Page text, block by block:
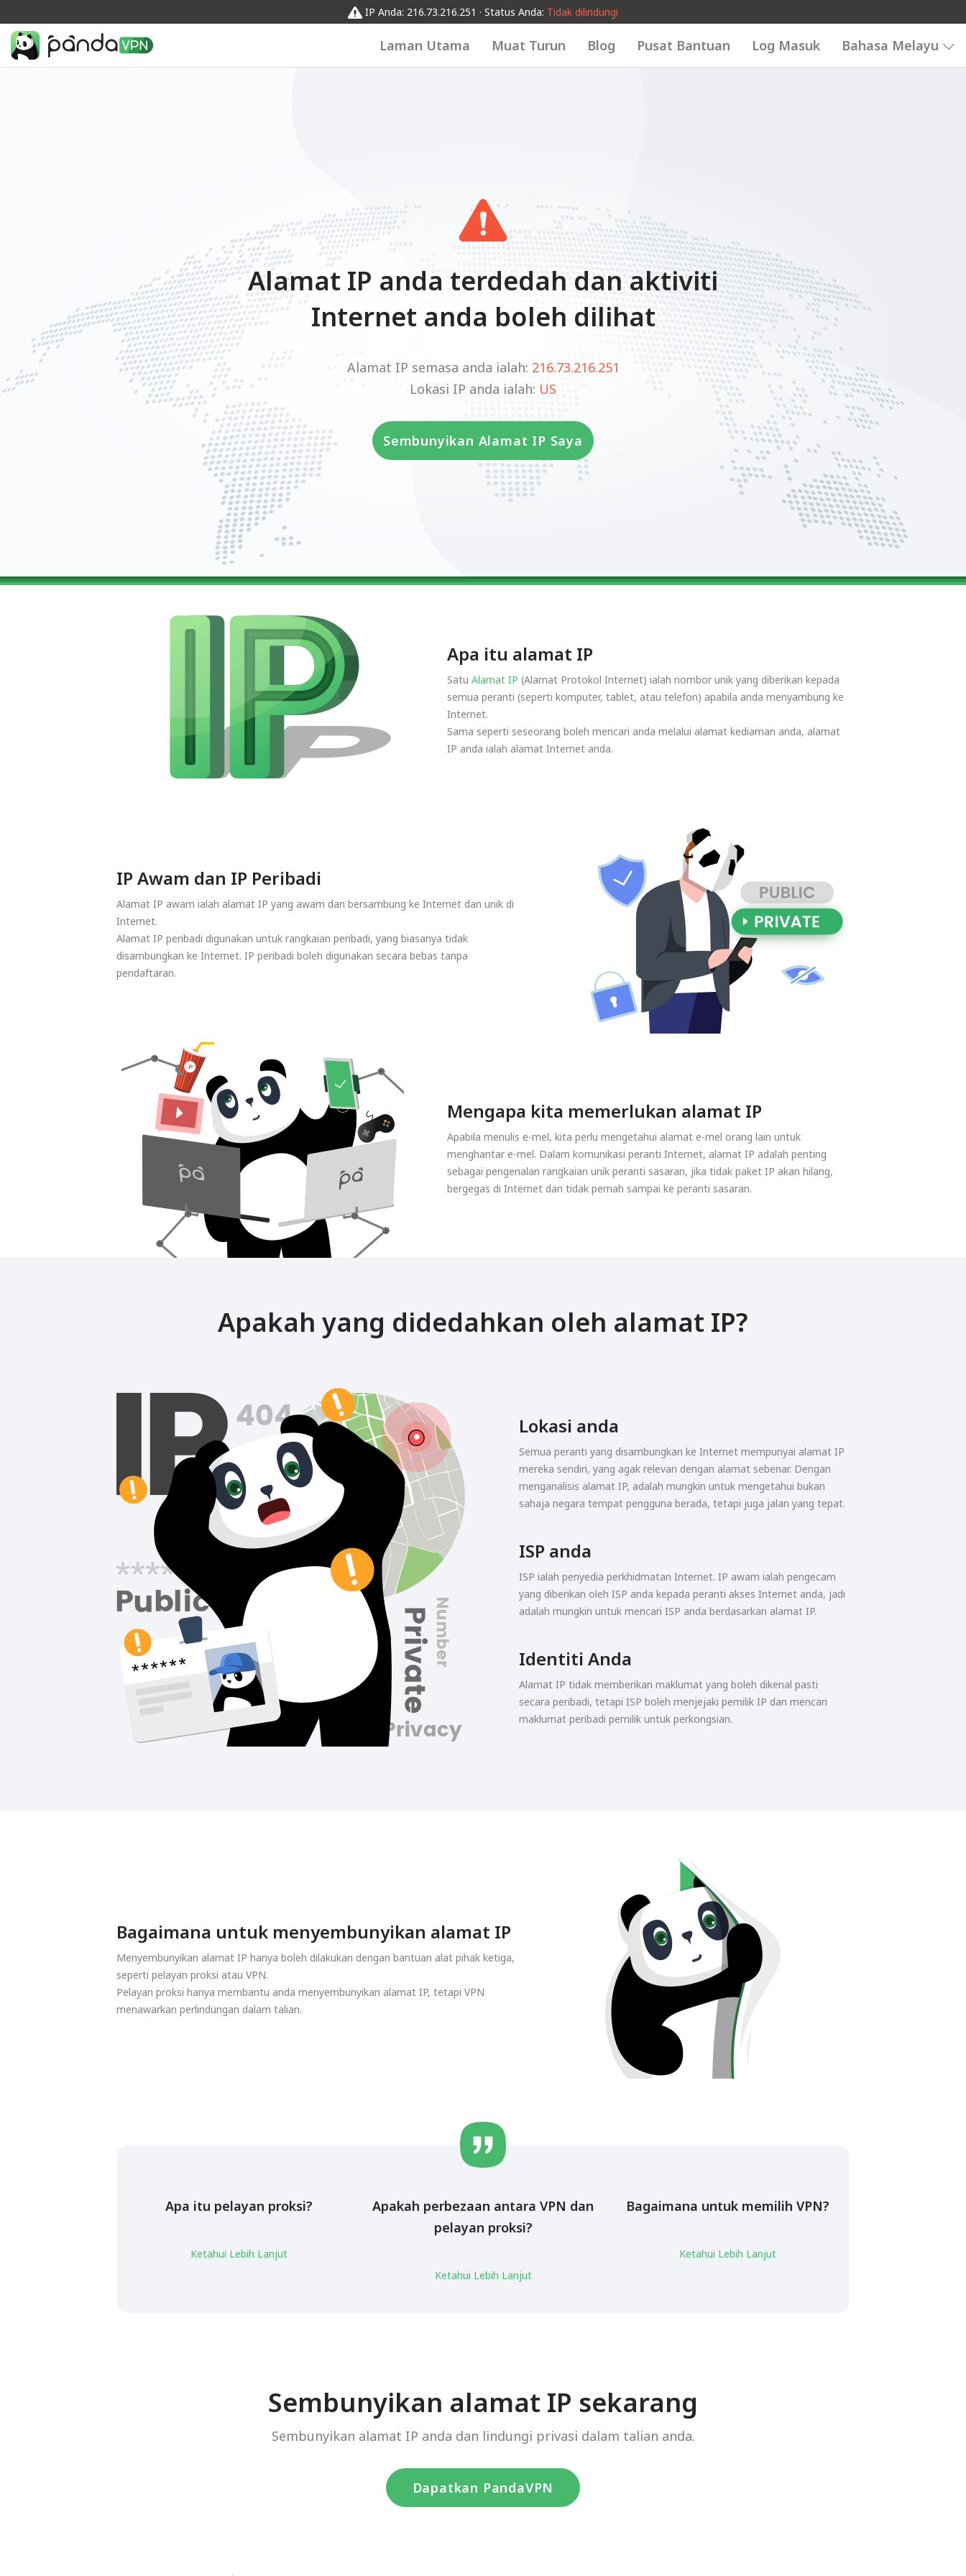
IP Anda: 216.73.216.251 · Status Anda: Tidak dilindungi
Laman Utama Muat Turun Blog Pusat Bantuan Log Masuk Bahasa Melayu
Alamat IP anda terdedah dan aktiviti
Internet anda boleh dilihat
Alamat IP semasa anda ialah: 216.73.216.251
Lokasi IP anda ialah: US
Sembunyikan Alamat IP Saya
Apa itu alamat IP
Satu Alamat IP (Alamat Protokol Internet) ialah nombor unik yang diberikan kepada
semua peranti (seperti komputer, tablet, atau telefon) apabila anda menyambung ke
Internet.
Sama seperti seseorang boleh mencari anda melalui alamat kediaman anda, alamat
IP anda ialah alamat Internet anda.
IP Awam dan IP Peribadi
Alamat IP awam ialah alamat IP yang awam dan bersambung ke Internet dan unik di
Internet.
Alamat IP peribadi digunakan untuk rangkaian peribadi, yang biasanya tidak
disambungkan ke Internet. IP peribadi boleh digunakan secara bebas tanpa
pendaftaran.
Mengapa kita memerlukan alamat IP
Apabila menulis e-mel, kita perlu mengetahui alamat e-mel orang lain untuk
menghantar e-mel. Dalam komunikasi peranti Internet, alamat IP adalah penting
sebagai pengenalan rangkaian unik peranti sasaran, jika tidak paket IP akan hilang,
bergegas di Internet dan tidak pernah sampai ke peranti sasaran.
Apakah yang didedahkan oleh alamat IP?
Lokasi anda
Semua peranti yang disambungkan ke Internet mempunyai alamat IP
mereka sendiri, yang agak relevan dengan alamat sebenar. Dengan
menganalisis alamat IP, adalah mungkin untuk mengetahui bukan
sahaja negara tempat pengguna berada, tetapi juga jalan yang tepat.
ISP anda
ISP ialah penyedia perkhidmatan Internet. IP awam ialah pengecam
yang diberikan oleh ISP anda kepada peranti akses Internet anda, jadi
adalah mungkin untuk mencari ISP anda berdasarkan alamat IP.
Identiti Anda
Alamat IP tidak memberikan maklumat yang boleh dikenal pasti
secara peribadi, tetapi ISP boleh menjejaki pemilik IP dan mencari
maklumat peribadi pemilik untuk perkongsian.
Bagaimana untuk menyembunyikan alamat IP
Menyembunyikan alamat IP hanya boleh dilakukan dengan bantuan alat pihak ketiga,
seperti pelayan proksi atau VPN.
Pelayan proksi hanya membantu anda menyembunyikan alamat IP, tetapi VPN
menawarkan perlindungan dalam talian.
Apa itu pelayan proksi?
Ketahui Lebih Lanjut
Apakah perbezaan antara VPN dan
pelayan proksi?
Ketahui Lebih Lanjut
Bagaimana untuk memilih VPN?
Ketahui Lebih Lanjut
Sembunyikan alamat IP sekarang
Sembunyikan alamat IP anda dan lindungi privasi dalam talian anda.
Dapatkan PandaVPN